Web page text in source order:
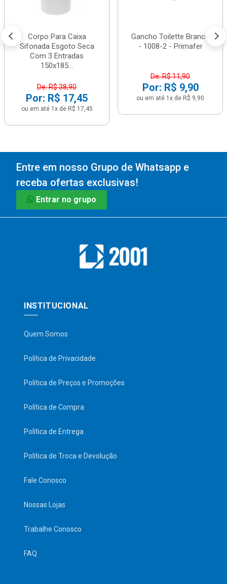
Corpo Para Caixa
Sifonada Esgoto Seca
Com 3 Entradas
150x185...
De: R$ 38,90
Por: R$ 17,45
ou em até 1x de R$ 17,45
Gancho Toilette Branco
- 1008-2 - Primafer
De: R$ 11,90
Por: R$ 9,90
ou em até 1x de R$ 9,90
Entre em nosso Grupo de Whatsapp e
receba ofertas exclusivas!
Entrar no grupo
INSTITUCIONAL
Quem Somos
Política de Privacidade
Política de Preços e Promoções
Política de Compra
Política de Entrega
Política de Troca e Devolução
Fale Conosco
Nossas Lojas
Trabalhe Conosco
FAQ